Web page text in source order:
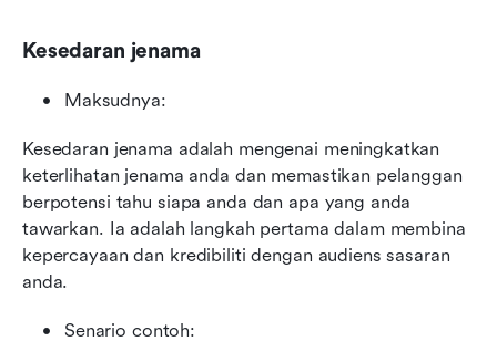
Kesedaran jenama
Maksudnya:
Kesedaran jenama adalah mengenai meningkatkan
keterlihatan jenama anda dan memastikan pelanggan
berpotensi tahu siapa anda dan apa yang anda
tawarkan. Ia adalah langkah pertama dalam membina
kepercayaan dan kredibiliti dengan audiens sasaran
anda.
Senario contoh: